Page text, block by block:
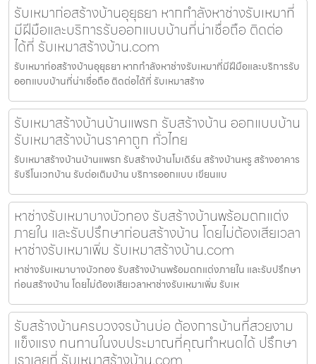
รับเหมาก่อสร้างบ้านอุยุธยา หากกำลังหาช่างรับเหมาที่
มีฝีมือและบริการรับออกแบบบ้านที่น่าเชื่อถือ ติดต่อ
ได้ที่ รับเหมาสร้างบ้าน.com
รับเหมาก่อสร้างบ้านอุยุธยา หากกำลังหาช่างรับเหมาที่มีฝีมือและบริการรับ
ออกแบบบ้านที่น่าเชื่อถือ ติดต่อได้ที่ รับเหมาสร้าง
รับเหมาสร้างบ้านบ้านแพรก รับสร้างบ้าน ออกแบบบ้าน
รับเหมาสร้างบ้านราคาถูก ทั่วไทย
รับเหมาสร้างบ้านบ้านแพรก รับสร้างบ้านโมเดิร์น สร้างบ้านหรู สร้างอาคาร
รับรีโนเวทบ้าน รับต่อเติมบ้าน บริการออกแบบ เขียนแบ
หาช่างรับเหมาบางบัวทอง รับสร้างบ้านพร้อมตกแต่ง
ภายใน และรับปรึกษาก่อนสร้างบ้าน โดยไม่ต้องเสียเวลา
หาช่างรับเหมาเพิ่ม รับเหมาสร้างบ้าน.com
หาช่างรับเหมาบางบัวทอง รับสร้างบ้านพร้อมตกแต่งภายใน และรับปรึกษา
ก่อนสร้างบ้าน โดยไม่ต้องเสียเวลาหาช่างรับเหมาเพิ่ม รับเห
รับสร้างบ้านครบวงจรบ้านบ่อ ต้องการบ้านที่สวยงาม
แข็งแรง ทนทานในงบประมาณที่คุณกำหนดได้ ปรึกษา